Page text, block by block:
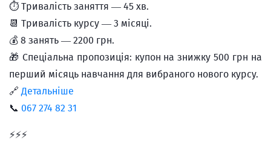
⏱ Тривалість заняття — 45 хв.
📆 Тривалість курсу — 3 місяці.
💰 8 занять — 2200 грн.
🎁 Спеціальна пропозиція: купон на знижку 500 грн на
перший місяць навчання для вибраного нового курсу.
🔗Детальніше
📞 067 274 82 31
⚡️⚡️⚡️